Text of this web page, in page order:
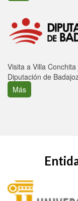
Visita a Villa
Diputación de
Más